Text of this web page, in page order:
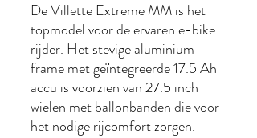
De Villette Extreme MM is het
topmodel voor de ervaren e-bike
rijder. Het stevige aluminium
frame met geïntegreerde 17.5 Ah
accu is voorzien van 27.5 inch
wielen met ballonbanden die voor
het nodige rijcomfort zorgen.